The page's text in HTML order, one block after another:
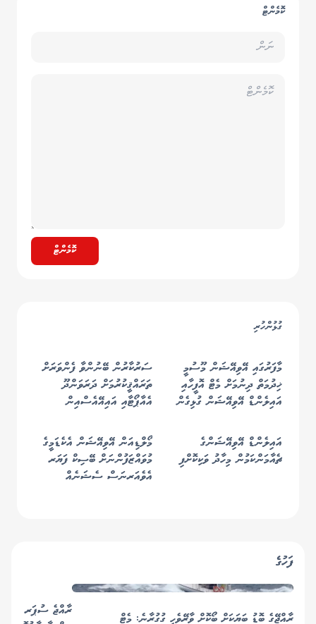
ކޮމެންޓް
ކޮމެންޓް
ގުޅުންހުރި
މާފަރުގައި އޭވިއޭޝަން މޫސުމީ
ޚިދުމަތް ދިނުމަށް މެޓް އޮފީހާއި
އައިލެންޑް އޭވިއޭޝަން ގުޅިގެން
ސަރުކާރުން ބޭނުންވާ ފެންވަރަށް
ތަރައްޤީކުރުމަށް ދަރަވަންދޫ
އެއާޕޯޓާއި އައިއޭއެސްއިން
އައިލެންޑް އޭވިއޭޝަންގެ
ޗެއާމަންކަމުން މިހާދު ވަކިކޮށްފި
މޯލްޑިއަން އޭވިއޭޝަން އެކެޑަމީގެ
މުވައްޒަފުންނަށް ބޭސިކް ފަޔަރ
އެވެއަރނަސް ސެޝަނެއް
ފަހުގެ
ރާއްޖޭގެ ބޮޑު ބަޔަކަށް ބޯކޮށް ވާރޭވެހި ގުގުރާނެ: މެޓް